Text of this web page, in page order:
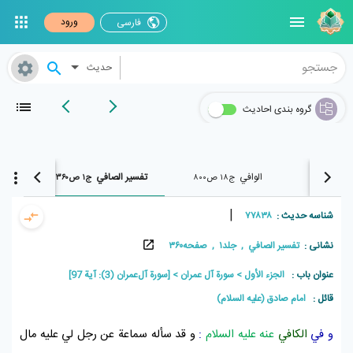
فارسی ورود
حدیث
گروه بندی احادیث
الوافي ج۱۸ ص۸۰۰ تفسير الصافي ج۱ ص۳۶۰
شناسه حدیث : ۷۷۸۳۸ |
نشانی :تفسير الصافي , جلد۱ , صفحه۳۶۰
عنوان باب : الجزء الأول سورة آل عمران
[سورة آل‌عمران (3): آیة 97]
قائل : امام صادق (علیه السلام)
و في الكافي عنه عليه السلام: و قد سأله سماعة عن رجل لي عليه مال